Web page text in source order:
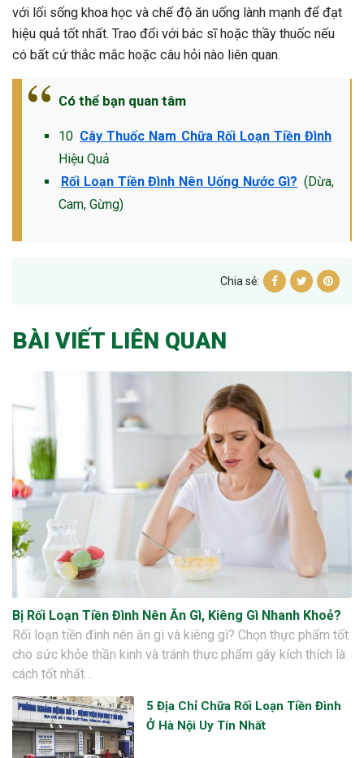
với lối sống khoa học và chế độ ăn uống lành mạnh để đạt
hiệu quả tốt nhất. Trao đổi với bác sĩ hoặc thầy thuốc nếu
có bất cứ thắc mắc hoặc câu hỏi nào liên quan.
Có thể bạn quan tâm
10 Cây Thuốc Nam Chữa Rối Loạn Tiền Đình
Hiệu Quả
Rối Loạn Tiền Đình Nên Uống Nước Gì? (Dừa,
Cam, Gừng)
Chia sẻ:
BÀI VIẾT LIÊN QUAN
Bị Rối Loạn Tiền Đình Nên Ăn Gì, Kiêng Gì Nhanh Khoẻ?
Rối loạn tiền đình nên ăn gì và kiêng gì? Chọn thực phẩm tốt
cho sức khỏe thần kinh và tránh thực phẩm gây kích thích là
cách tốt nhất…
5 Địa Chỉ Chữa Rối Loạn Tiền Đình
Ở Hà Nội Uy Tín Nhất